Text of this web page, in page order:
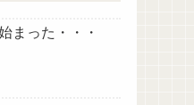
まった・・・